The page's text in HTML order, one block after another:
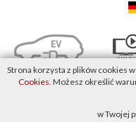
Strona korzysta z plików cookies
Cookies. Możesz określić
w Twojej